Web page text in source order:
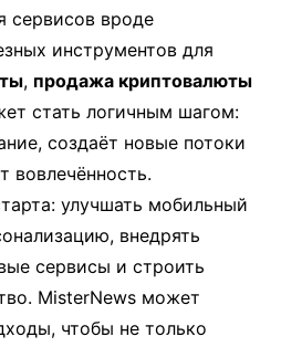
сервисов вроде
инструментов для
, продажа криптовалюты
стать логичным шагом:
создаёт новые потоки
вовлечённость.
улучшать мобильный
внедрять
сервисы и строить
MisterNews может
чтобы не только